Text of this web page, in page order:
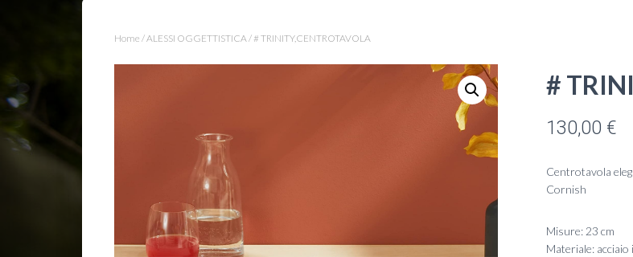
Home /ALESSI OGGETTISTICA/ # TRINITY,CENTROTAVOLA
#
130,00 €
Centrotavola
Cornish
Misure: 23 cm
Materiale: